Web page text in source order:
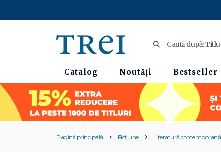
Catalog Noutăți Bestseller
Pagină principală Ficțiune Literatură contemporană